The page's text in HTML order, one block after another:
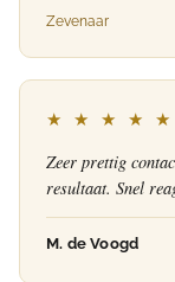
Zevenaar
★ ★ ★ ★ ★
Zeer prettig
resultaat. Snel
M. de Voogd